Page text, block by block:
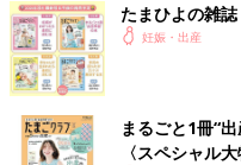
一人時間が優雅すぎて「自
たまひよの雑誌
妊娠・出産
まるごと1冊“
〈スペシャル